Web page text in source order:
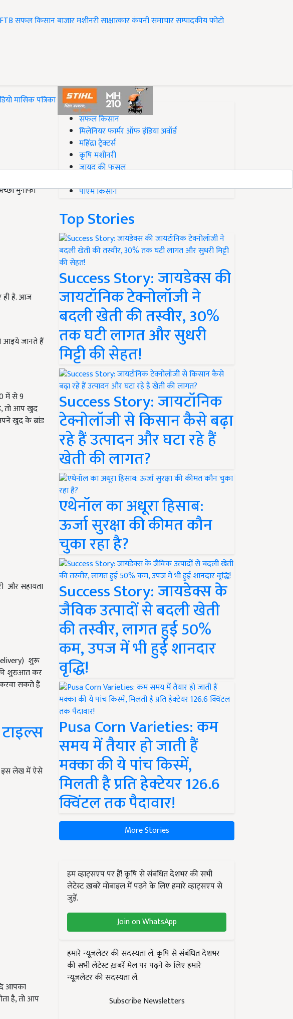
सफल किसानबाजारमशीनरीसाक्षात्कारकंपनी समाचारसम्पादकीयफोटो
मासिक पत्रिका
मुनाफा
है. आज
आइये जानते हैं
में से 9
तो आप खुद
खुद के ब्रांड
और सहायता
शुरू
शुरुआत कर
सकते हैं
इस लेख में ऐसे
आपका
है, तो आप
#Top on Krishi Jagran
सफल किसान
मिलेनियर फार्मर ऑफ इंडिया अवॉर्ड
महिंद्रा ट्रैक्टर्स
कृषि मशीनरी
जायद की फसल
पीएम किसान
Top Stories
Success Story: जायडेक्स की
जायटॉनिक टेक्नोलॉजी ने
बदली खेती की तस्वीर, 30%
तक घटी लागत और सुधरी
मिट्टी की सेहत!
Success Story: जायटॉनिक
टेक्नोलॉजी से किसान कैसे बढ़ा
रहे हैं उत्पादन और घटा रहे हैं
खेती की लागत?
एथेनॉल का अधूरा हिसाब:
ऊर्जा सुरक्षा की कीमत कौन
चुका रहा है?
Success Story: जायडेक्स के
जैविक उत्पादों से बदली खेती
की तस्वीर, लागत हुई 50%
कम, उपज में भी हुई शानदार
वृद्धि!
Pusa Corn Varieties: कम
समय में तैयार हो जाती हैं
मक्का की ये पांच किस्में,
मिलती है प्रति हेक्टेयर 126.6
क्विंटल तक पैदावार!
More Stories
हम व्हाट्सएप पर हैं! कृषि से संबंधित देशभर की सभी
लेटेस्ट ख़बरें मोबाइल में पढ़ने के लिए हमारे व्हाट्सएप से
जुड़ें.
Join on WhatsApp
हमारे न्यूज़लेटर की सदस्यता लें. कृषि से संबंधित देशभर
की सभी लेटेस्ट ख़बरें मेल पर पढ़ने के लिए हमारे
न्यूज़लेटर की सदस्यता लें.
Subscribe Newsletters